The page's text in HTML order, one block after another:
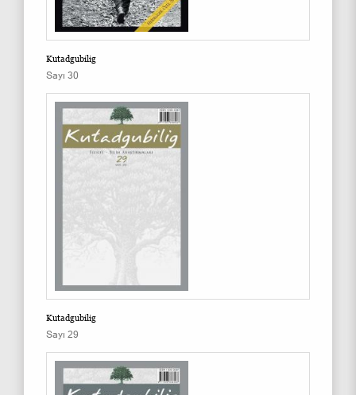
Kutadgubilig
Sayı 30
Kutadgubilig
Sayı 29